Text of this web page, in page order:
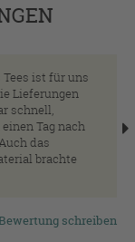
ist für uns
Lieferungen
schnell,
Tag nach
das
brachte
schreiben